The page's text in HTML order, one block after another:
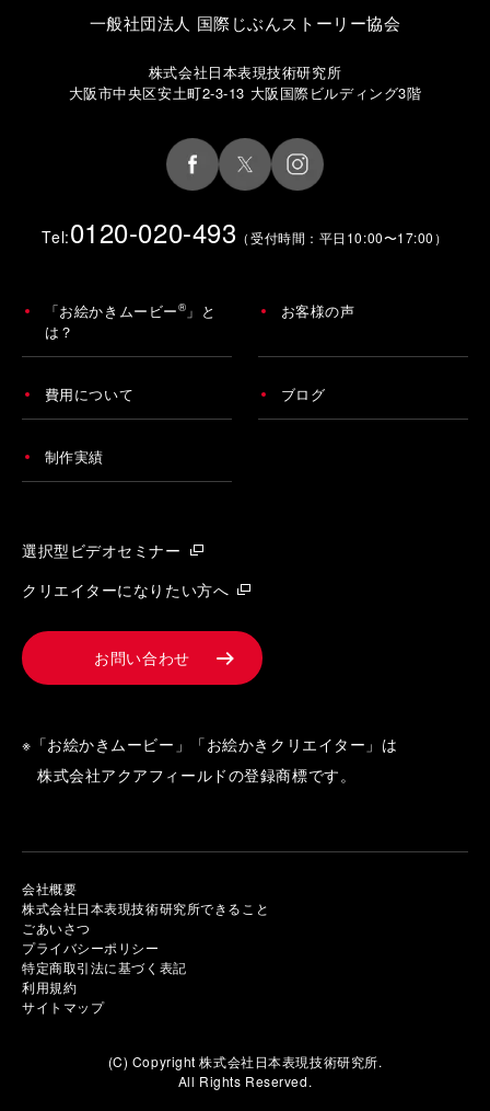
一般社団法人 国際じぶんストーリー協会
株式会社日本表現技術研究所
大阪市中央区安土町2-3-13 大阪国際ビルディング3階
Tel:0120-020-493 （受付時間：平日10:00〜17:00）
「お絵かきムービー® 」と
は？
お客様の声
費用について ブログ
制作実績
選択型ビデオセミナー
クリエイターになりたい方へ
お問い合わせ
※「お絵かきムービー」「お絵かきクリエイター」は
株式会社アクアフィールドの登録商標です。
会社概要
株式会社日本表現技術研究所できること
ごあいさつ
プライバシーポリシー
特定商取引法に基づく表記
利用規約
サイトマップ
(C) Copyright 株式会社日本表現技術研究所.
All Rights Reserved.